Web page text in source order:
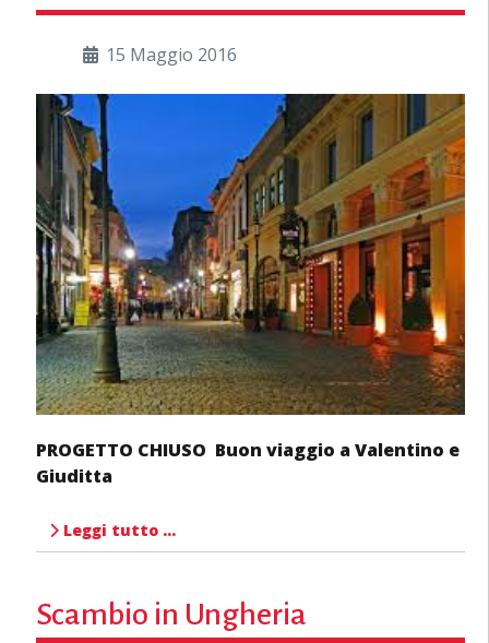
15 Maggio 2016
PROGETTO CHIUSO Buon viaggio a Valentino e
Giuditta
Leggi tutto …
Scambio in Ungheria